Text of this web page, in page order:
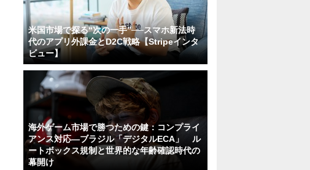
米国市場で探る“次の一手”──スマホ新法時
代のアプリ外課金とD2C戦略【Stripeインタ
ビュー】
海外ゲーム市場で勝つための鍵：コンプライ
アンス対応—ブラジル「デジタルECA」 ル
ートボックス規制と世界的な年齢確認時代の
幕開け